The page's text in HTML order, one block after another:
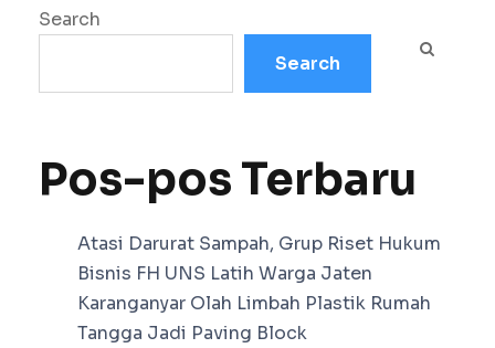
Search
Search
Pos-pos Terbaru
Atasi Darurat Sampah, Grup Riset Hukum
Bisnis FH UNS Latih Warga Jaten
Karanganyar Olah Limbah Plastik Rumah
Tangga Jadi Paving Block